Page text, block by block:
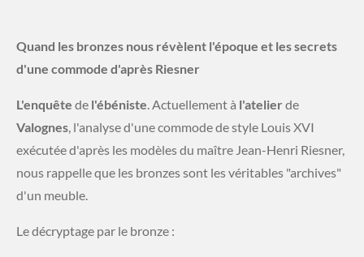
Quand les bronzes nous révèlent l'époque et les secrets
d'une commode d'après Riesner
L'enquête de l'ébéniste . Actuellement à l'atelier de
Valognes , l'analyse d'une commode de style Louis XVI
exécutée d'après les modèles du maître Jean-Henri Riesner,
nous rappelle que les bronzes sont les véritables "archives"
d'un meuble.
​Le décryptage par le bronze :